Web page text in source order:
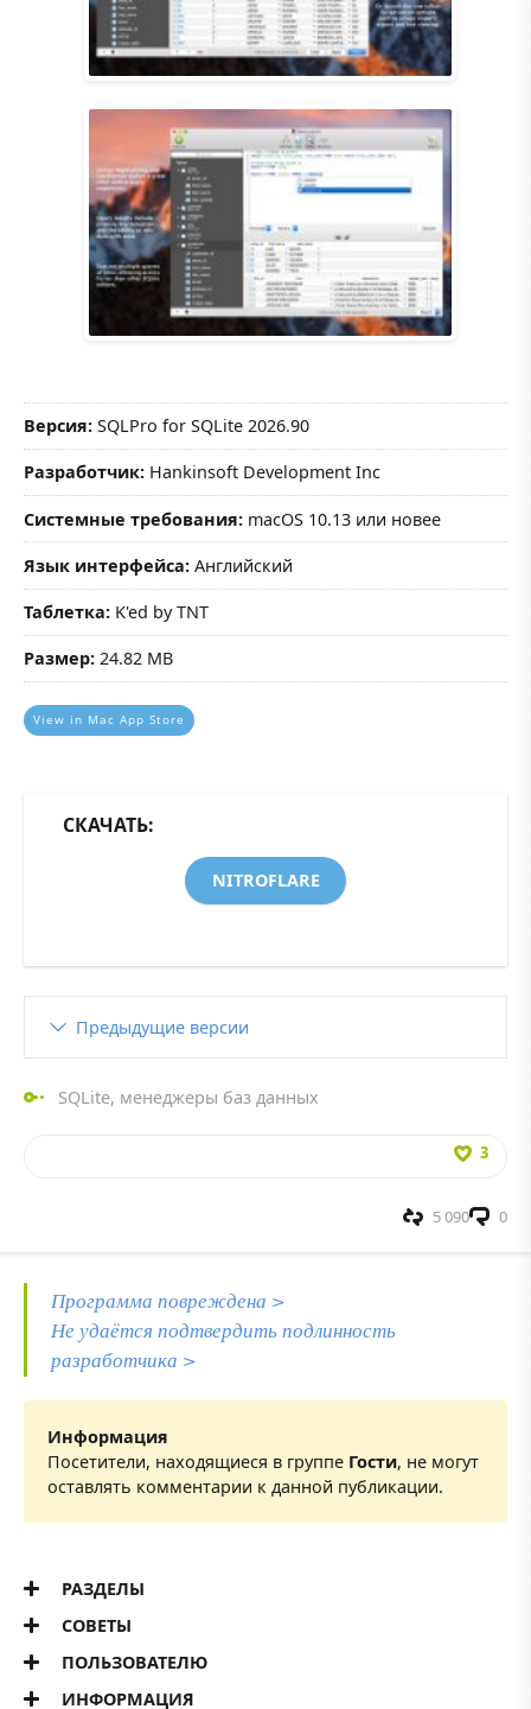
Версия: SQLPro for SQLite 2026.90
Разработчик: Hankinsoft Development Inc
Системные требования: macOS 10.13 или новее
Язык интерфейса: Английский
Таблетка: K'ed by TNT
Размер: 24.82 MB
View in Mac App Store
СКАЧАТЬ:
NITROFLARE
Предыдущие версии
SQLite, менеджеры баз данных
3
0
5 090
Программа повреждена >
Не удаётся подтвердить подлинность
разработчика >
Информация
Посетители, находящиеся в группе Гости, не могут
оставлять комментарии к данной публикации.
РАЗДЕЛЫ
СОВЕТЫ
ПОЛЬЗОВАТЕЛЮ
ИНФОРМАЦИЯ